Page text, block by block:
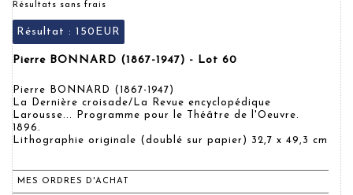
Résultats sans frais
Résultat : 150EUR
Pierre BONNARD (1867-1947) - Lot 60
Pierre BONNARD (1867-1947)
La Dernière croisade/La Revue encyclopédique
Larousse... Programme pour le Théâtre de l'Oeuvre.
1896.
Lithographie originale (doublé sur papier) 32,7 x 49,3 cm
MES ORDRES D'ACHAT